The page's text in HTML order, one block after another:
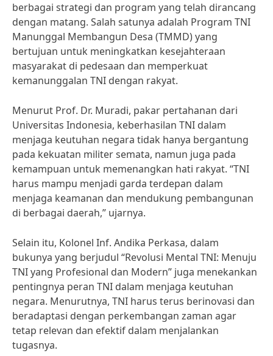
berbagai strategi dan program yang telah dirancang
dengan matang. Salah satunya adalah Program TNI
Manunggal Membangun Desa (TMMD) yang
bertujuan untuk meningkatkan kesejahteraan
masyarakat di pedesaan dan memperkuat
kemanunggalan TNI dengan rakyat.
Menurut Prof. Dr. Muradi, pakar pertahanan dari
Universitas Indonesia, keberhasilan TNI dalam
menjaga keutuhan negara tidak hanya bergantung
pada kekuatan militer semata, namun juga pada
kemampuan untuk memenangkan hati rakyat. “TNI
harus mampu menjadi garda terdepan dalam
menjaga keamanan dan mendukung pembangunan
di berbagai daerah,” ujarnya.
Selain itu, Kolonel Inf. Andika Perkasa, dalam
bukunya yang berjudul “Revolusi Mental TNI: Menuju
TNI yang Profesional dan Modern” juga menekankan
pentingnya peran TNI dalam menjaga keutuhan
negara. Menurutnya, TNI harus terus berinovasi dan
beradaptasi dengan perkembangan zaman agar
tetap relevan dan efektif dalam menjalankan
tugasnya.